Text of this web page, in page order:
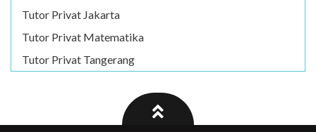
Tutor Privat Jakarta
Tutor Privat Matematika
Tutor Privat Tangerang